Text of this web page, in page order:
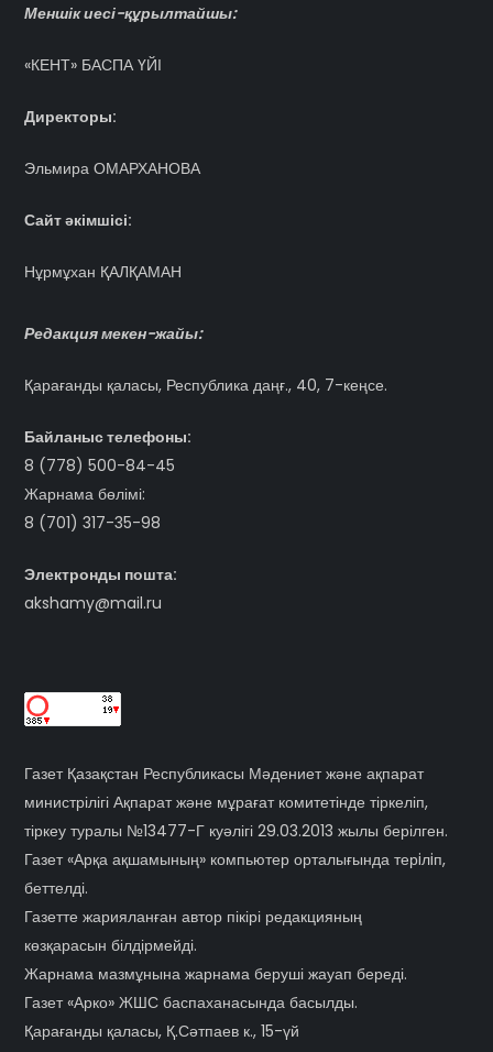
Меншік иесі-құрылтайшы:
«КЕНТ» БАСПА ҮЙІ
Директоры:
Эльмира ОМАРХАНОВА
Сайт әкімшісі:
Нұрмұхан ҚАЛҚАМАН
Редакция мекен-жайы:
Қарағанды қаласы, Республика даңғ., 40, 7-кеңсе.
Байланыс телефоны:
8 (778) 500-84-45
Жарнама бөлімі:
8 (701) 317-35-98
Электронды пошта:
akshamy@mail.ru
Газет Қазақстан Республикасы Мәдениет және ақпарат
министрілігі Ақпарат және мұрағат комитетінде тіркеліп,
тіркеу туралы №13477-Г куәлігі 29.03.2013 жылы берілген.
Газет «Арқа ақшамының» компьютер орталығында терiлiп,
беттелді.
Газетте жарияланған автор пікірі редакцияның
көзқарасын білдірмейді.
Жарнама мазмұнына жарнама беруші жауап береді.
Газет «Арко» ЖШС баспаханасында басылды.
Қарағанды қаласы, Қ.Сәтпаев к., 15-үй